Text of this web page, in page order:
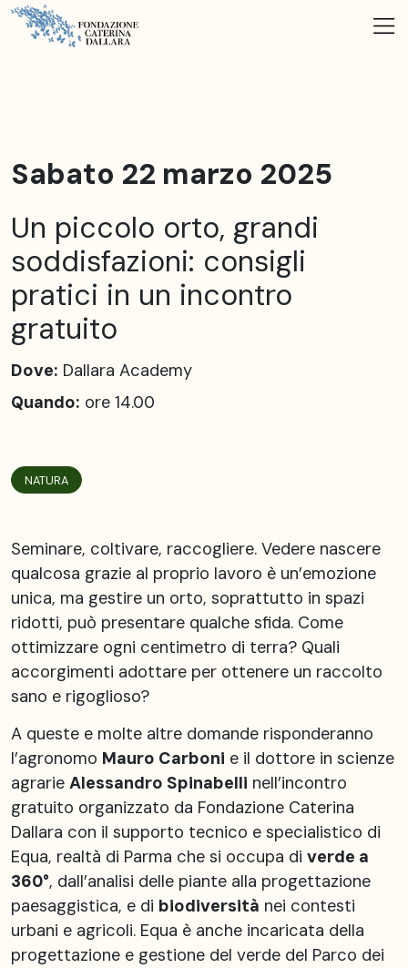
Sabato 22 marzo 2025
Un piccolo orto, grandi
soddisfazioni: consigli
pratici in un incontro
gratuito
Dove: Dallara Academy
Quando: ore 14.00
NATURA
Seminare, coltivare, raccogliere. Vedere nascere
qualcosa grazie al proprio lavoro è un’emozione
unica, ma gestire un orto, soprattutto in spazi
ridotti, può presentare qualche sfida. Come
ottimizzare ogni centimetro di terra? Quali
accorgimenti adottare per ottenere un raccolto
sano e rigoglioso?
A queste e molte altre domande risponderanno
l’agronomo Mauro Carboni e il dottore in scienze
agrarie Alessandro Spinabelli nell’incontro
gratuito organizzato da Fondazione Caterina
Dallara con il supporto tecnico e specialistico di
Equa, realtà di Parma che si occupa di verde a
360°, dall’analisi delle piante alla progettazione
paesaggistica, e di biodiversità nei contesti
urbani e agricoli. Equa è anche incaricata della
progettazione e gestione del verde del Parco dei